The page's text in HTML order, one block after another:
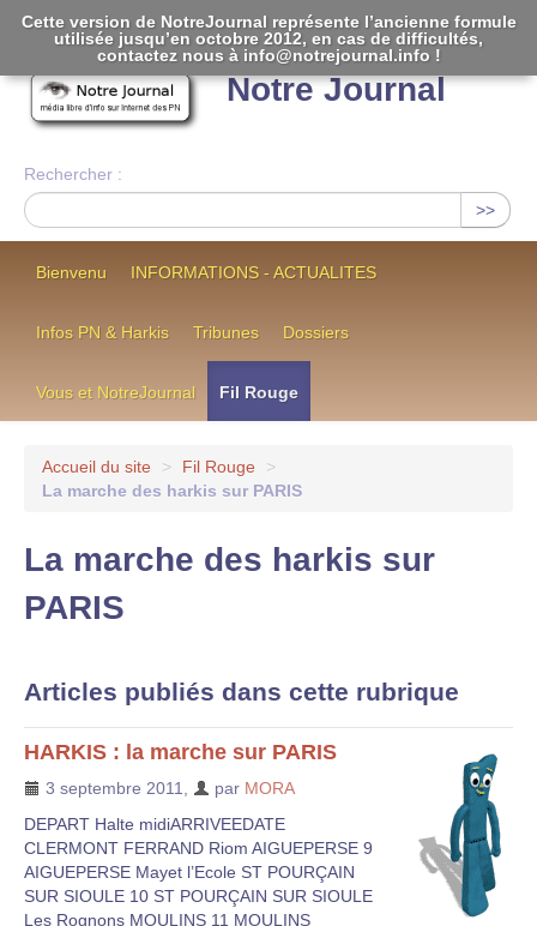
Notre Journal
Rechercher :
>>
Bienvenu INFORMATIONS - ACTUALITES
Infos PN & Harkis Tribunes Dossiers
Vous et NotreJournal Fil Rouge
Accueil du site > Fil Rouge
>
La marche des harkis sur PARIS
La marche des harkis sur
PARIS
Articles publiés dans cette rubrique
HARKIS : la marche sur PARIS
3 septembre 2011 par MORA
DEPART Halte midiARRIVEEDATE
CLERMONT FERRAND Riom AIGUEPERSE 9
AIGUEPERSE Mayet l’Ecole ST POURÇAIN
SUR SIOULE 10 ST POURÇAIN SUR SIOULE
Les Rognons MOULINS 11 MOULINS
Cette version de NotreJournal représente l’ancienne formule
utilisée jusqu’en octobre 2012, en cas de difficultés,
contactez nous à info@notrejournal.info !